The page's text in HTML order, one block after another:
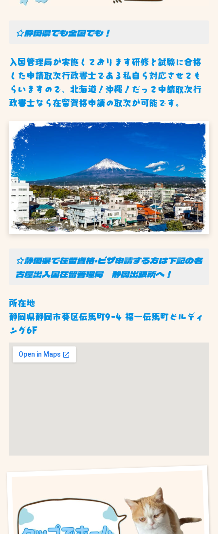
☆静岡県でも全国でも！
入国管理局が実施しております研修と試験に合格
した申請取次行政書士である私自ら対応させても
らいますので、北海道！沖縄！だって申請取次行
政書士なら在留資格申請の取次が可能です。
☆静岡県で在留資格・ビザ申請する方は下記の名
古屋出入国在留管理局 静岡出張所へ！
所在地
静岡県静岡市葵区伝馬町9-4 福一伝馬町ビルディ
ング6F